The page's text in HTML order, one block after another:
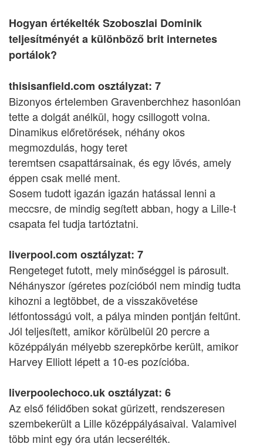
Hogyan értékelték Szoboszlai Dominik
teljesítményét a különböző brit internetes
portálok?
thisisanfield.com osztályzat: 7
Bizonyos értelemben Gravenberchhez hasonlóan
tette a dolgát anélkül, hogy csillogott volna.
Dinamikus előretörések, néhány okos
megmozdulás, hogy teret
teremtsen csapattársainak, és egy lövés, amely
éppen csak mellé ment.
Sosem tudott igazán igazán hatással lenni a
meccsre, de mindig segített abban, hogy a Lille-t
csapata fel tudja tartóztatni.
liverpool.com osztályzat: 7
Rengeteget futott, mely minőséggel is párosult.
Néhányszor ígéretes pozícióból nem mindig tudta
kihozni a legtöbbet, de a visszakövetése
létfontosságú volt, a pálya minden pontján feltűnt.
Jól teljesített, amikor körülbelül 20 percre a
középpályán mélyebb szerepkörbe került, amikor
Harvey Elliott lépett a 10-es pozícióba.
liverpoolechoco.uk osztályzat: 6
Az első félidőben sokat gürizett, rendszeresen
szembekerült a Lille középpályásaival. Valamivel
több mint egy óra után lecserélték.